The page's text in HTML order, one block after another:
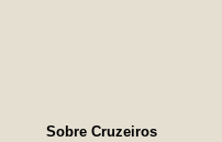
Sobre Cruzeiros